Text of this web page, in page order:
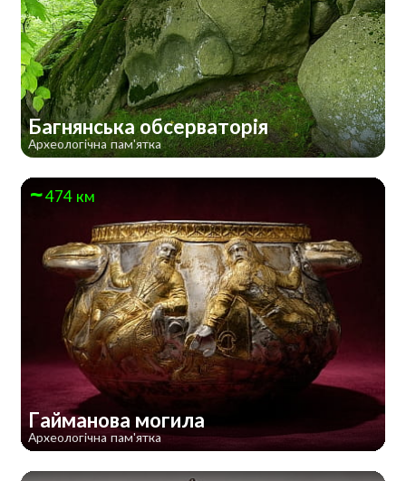
Багнянська обсерваторія
Археологічна пам'ятка
474 км
Гайманова могила
Археологічна пам'ятка